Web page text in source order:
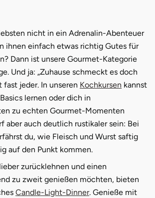
nicht in ein Adrenalin-Abenteuer
ihnen einfach etwas richtig Gutes für
Dann ist unsere Gourmet-Kategorie
Und ja: „Zuhause schmeckt es doch
fast jeder. In unseren Kochkursen kannst
lernen oder dich in
zu echten Gourmet-Momenten
aber auch deutlich rustikaler sein: Bei
du, wie Fleisch und Wurst saftig
auf den Punkt kommen.
zurücklehnen und einen
zu zweit genießen möchten, bieten
Candle-Light-Dinner. Genieße mit